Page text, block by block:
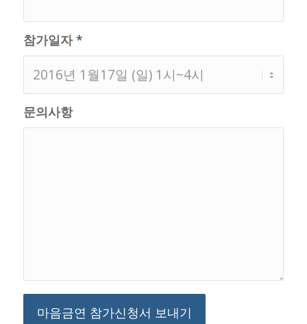
참가일자*
문의사항